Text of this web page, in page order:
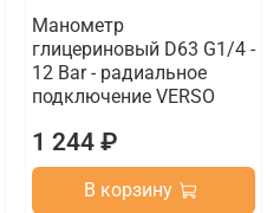
Манометр
глицериновый D63 G1/4 -
12 Bar - радиальное
подключение VERSO
1 244 ₽
В корзину